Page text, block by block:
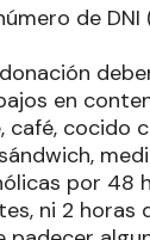
de
en
café, cocido
por 48
ni 2 horas